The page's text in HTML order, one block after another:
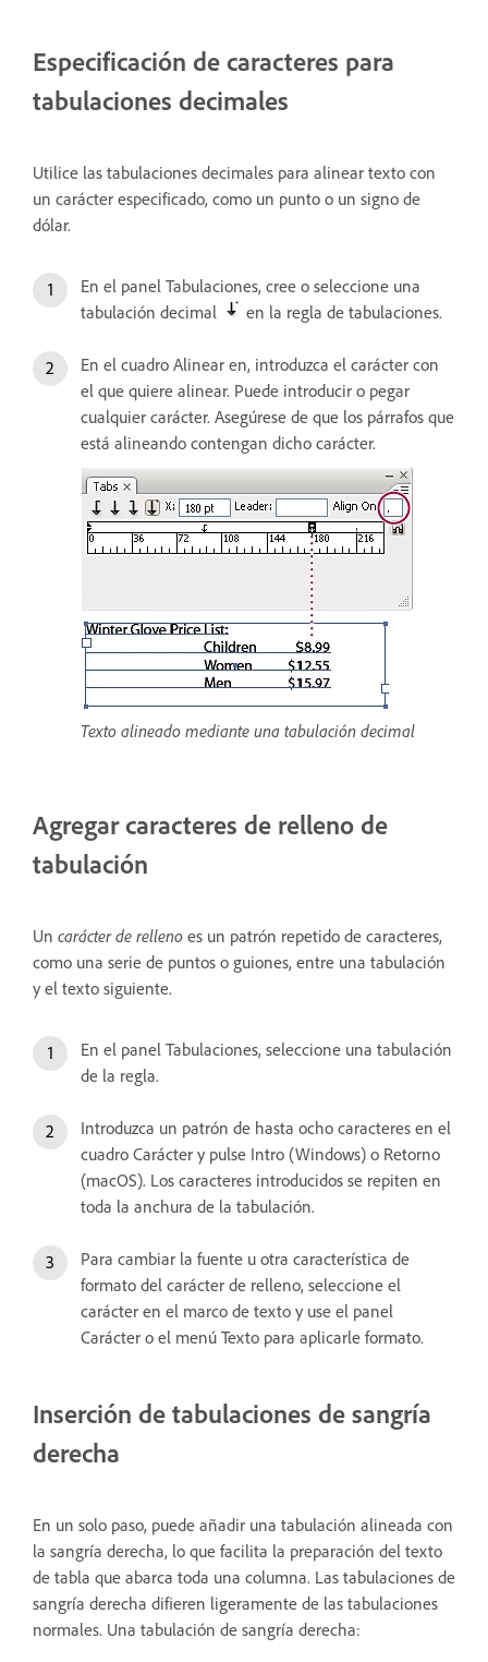
Especificación de caracteres para
tabulaciones decimales
Utilice las tabulaciones decimales para alinear texto con
un carácter especificado, como un punto o un signo de
dólar.
En el panel Tabulaciones, cree o seleccione una
tabulación decimal
en la regla de tabulaciones.
En el cuadro Alinear en, introduzca el carácter con
el que quiere alinear. Puede introducir o pegar
cualquier carácter. Asegúrese de que los párrafos que
está alineando contengan dicho carácter.
Texto alineado mediante una tabulación decimal
Agregar caracteres de relleno de
tabulación
Un carácter de relleno es un patrón repetido de caracteres,
como una serie de puntos o guiones, entre una tabulación
y el texto siguiente.
En el panel Tabulaciones, seleccione una tabulación
de la regla.
Introduzca un patrón de hasta ocho caracteres en el
cuadro Carácter y pulse Intro (Windows) o Retorno
(macOS). Los caracteres introducidos se repiten en
toda la anchura de la tabulación.
Para cambiar la fuente u otra característica de
formato del carácter de relleno, seleccione el
carácter en el marco de texto y use el panel
Carácter o el menú Texto para aplicarle formato.
Inserción de tabulaciones de sangría
derecha
En un solo paso, puede añadir una tabulación alineada con
la sangría derecha, lo que facilita la preparación del texto
de tabla que abarca toda una columna. Las tabulaciones de
sangría derecha difieren ligeramente de las tabulaciones
normales. Una tabulación de sangría derecha: